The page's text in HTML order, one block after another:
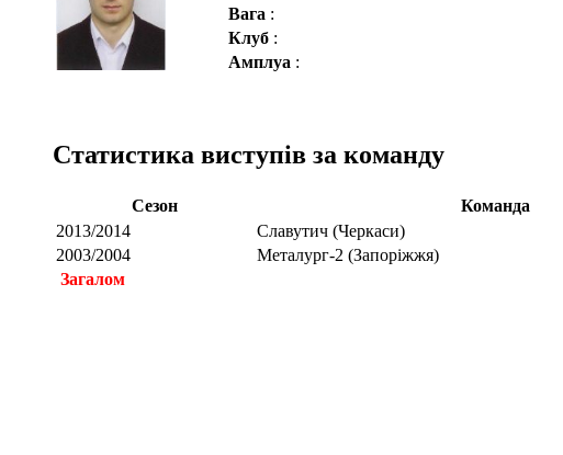
Вага :
Клуб :
Амплуа :
Статистика виступів за команду
Сезон Команда
2013/2014
Славутич (Черкаси)
2003/2004
Металург-2 (Запоріжжя)
Загалом